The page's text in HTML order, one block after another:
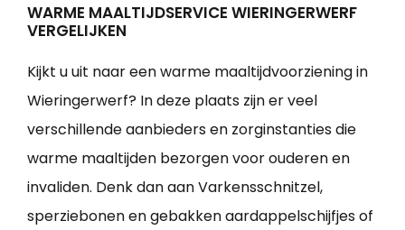
WARME MAALTIJDSERVICE WIERINGERWERF
VERGELIJKEN
Kijkt u uit naar een warme maaltijdvoorziening in
Wieringerwerf? In deze plaats zijn er veel
verschillende aanbieders en zorginstanties die
warme maaltijden bezorgen voor ouderen en
invaliden. Denk dan aan Varkensschnitzel,
sperziebonen en gebakken aardappelschijfjes of